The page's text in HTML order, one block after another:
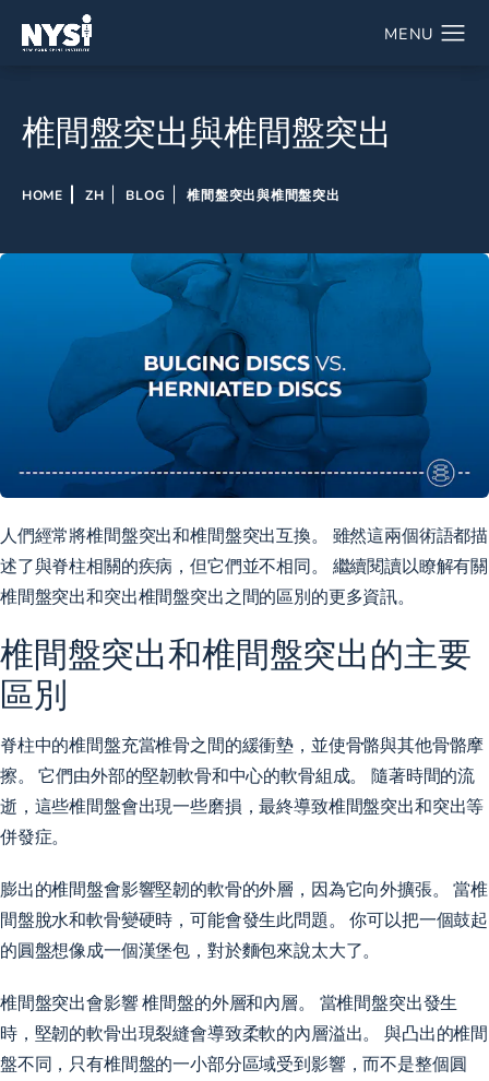
椎間盤突出與椎間盤突出
HOME ZH BLOG 椎間盤突出與椎間盤突出
人們經常將椎間盤突出和椎間盤突出互換。 雖然這兩個術語都描
述了與脊柱相關的疾病，但它們並不相同。 繼續閱讀以瞭解有關
椎間盤突出和突出椎間盤突出之間的區別的更多資訊。
椎間盤突出和椎間盤突出的主要
區別
脊柱中的椎間盤充當椎骨之間的緩衝墊，並使骨骼與其他骨骼摩
擦。 它們由外部的堅韌軟骨和中心的軟骨組成。 隨著時間的流
逝，這些椎間盤會出現一些磨損，最終導致椎間盤突出和突出等
併發症。
膨出的椎間盤會影響堅韌的軟骨的外層，因為它向外擴張。 當椎
間盤脫水和軟骨變硬時，可能會發生此問題。 你可以把一個鼓起
的圓盤想像成一個漢堡包，對於麵包來說太大了。
椎間盤突出會影響椎間盤的外層和內層。 當椎間盤突出發生
時，堅韌的軟骨出現裂縫會導致柔軟的內層溢出。 與凸出的椎間
盤不同，只有椎間盤的一小部分區域受到影響，而不是整個圓